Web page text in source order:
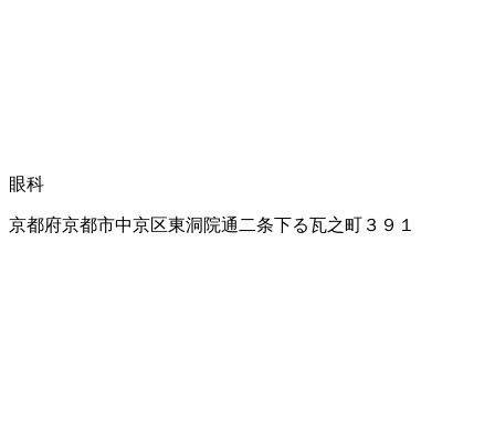
眼科
京都府京都市中京区東洞院通二条下る瓦之町３９１